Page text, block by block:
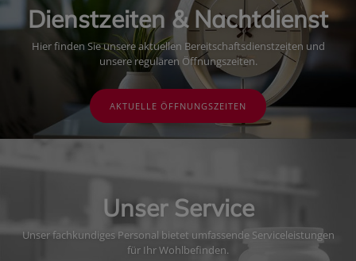
Dienstzeiten & Nachtdienst
Hier finden Sie unsere aktuellen Bereitschaftsdienstzeiten und
unsere regulären Öffnungszeiten.
AKTUELLE ÖFFNUNGSZEITEN
Unser Service
Unser fachkundiges Personal bietet umfassende Serviceleistungen
für Ihr Wohlbefinden.